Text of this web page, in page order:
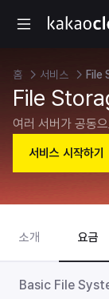
홈 서비스 File
File
여러 서버가 공동
서비스 시작하기
소개 요금
Basic File